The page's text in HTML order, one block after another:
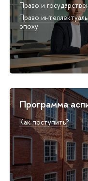
Право и
Право
эпоху
Программа
Как поступить?